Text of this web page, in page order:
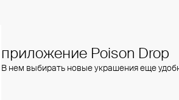
приложение Poison Drop
В нем выбирать новые украшения еще